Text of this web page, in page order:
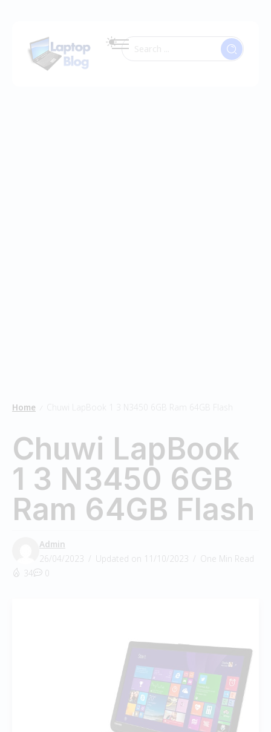
Home Chuwi LapBook 1 3 N3450 6GB Ram 64GB Flash
Chuwi LapBook
1 3 N3450 6GB
Ram 64GB Flash
Admin
26/04/2023
Updated on 11/10/2023
One Min Read
34
0